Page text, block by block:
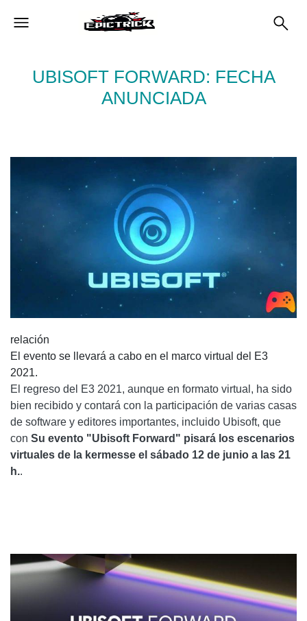
UBISOFT FORWARD: FECHA
ANUNCIADA
relación
El evento se llevará a cabo en el marco virtual del E3
2021.
El regreso del E3 2021, aunque en formato virtual, ha sido
bien recibido y contará con la participación de varias casas
de software y editores importantes, incluido Ubisoft, que
con Su evento "Ubisoft Forward" pisará los escenarios
virtuales de la kermesse el sábado 12 de junio a las 21
h..